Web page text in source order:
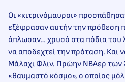
Οι «κιτρινόμαυροι»
εξέφρασαν αυτήν την πρόθεση
άπλωσαν… χρυσό στα πόδια του
να αποδεχτεί την πρόταση. Και
Μάλαχι Φλιν. Πρώην ΝΒΑερ
«θαυμαστό κόσμο», ο οποίος